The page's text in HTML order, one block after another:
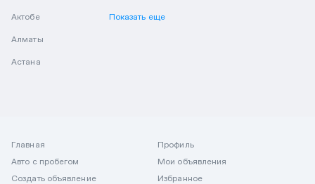
Актобе
Алматы
Астана
Показать еще
Главная
Авто с пробегом
Создать объявление
Профиль
Мои объявления
Избранное